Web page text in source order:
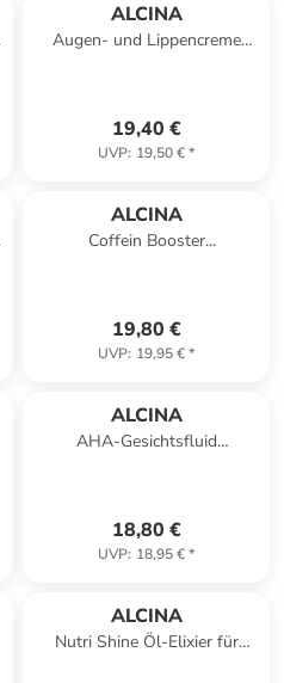
ALCINA
Augen- und Lippencreme
19,40 €
UVP: 19,50 €*
ALCINA
Coffein Booster
19,80 €
UVP: 19,95 €*
ALCINA
AHA-Gesichtsfluid
18,80 €
UVP: 18,95 €*
ALCINA
Nutri Shine Öl-Elixier für